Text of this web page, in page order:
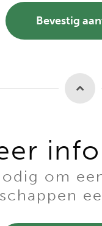
Bevestig
om